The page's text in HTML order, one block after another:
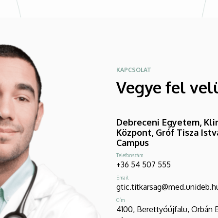
KAPCSOLAT
Vegye fel
Debreceni Egyetem,
Központ, Gróf Tisza
Campus
Telefonszám
+36 54 507 555
Email
Cím
4100, Berettyóújfalu, Orbán